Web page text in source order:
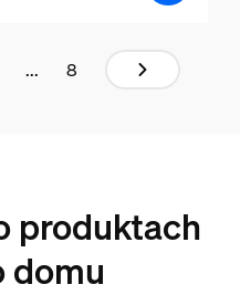
... 8
produktach
domu